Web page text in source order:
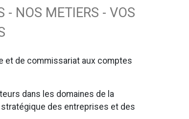
- NOS METIERS - VOS
et de commissariat aux comptes
dans les domaines de la
des entreprises et des